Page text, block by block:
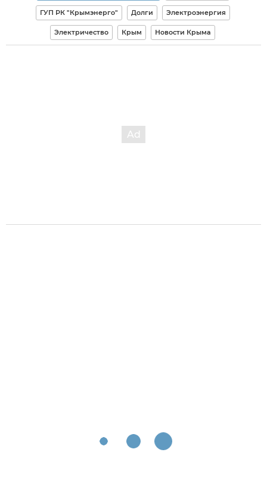
ГУП РК "Крымэнерго" Долги Электроэнергия
Электричество Крым Новости Крыма